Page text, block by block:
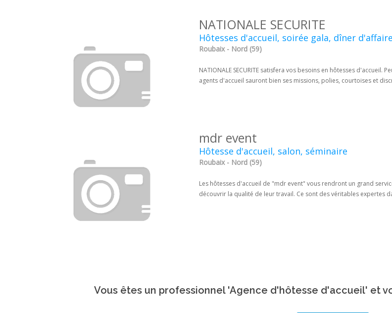
NATIONALE SECURITE
Hôtesses d'accueil, soirée gala, dîner
Roubaix - Nord (59)
NATIONALE SECURITE satisfera vos besoins en hôtesses
agents d'accueil sauront bien ses missions, polies, courtoises et
mdr event
Hôtesse d'accueil, salon, séminaire
Roubaix - Nord (59)
Les hôtesses d'accueil de "mdr event" vous rendront un grand
découvrir la qualité de leur travail. Ce sont des véritables expertes
Vous êtes un professionnel 'Agence d'hôtesse d'accueil' et